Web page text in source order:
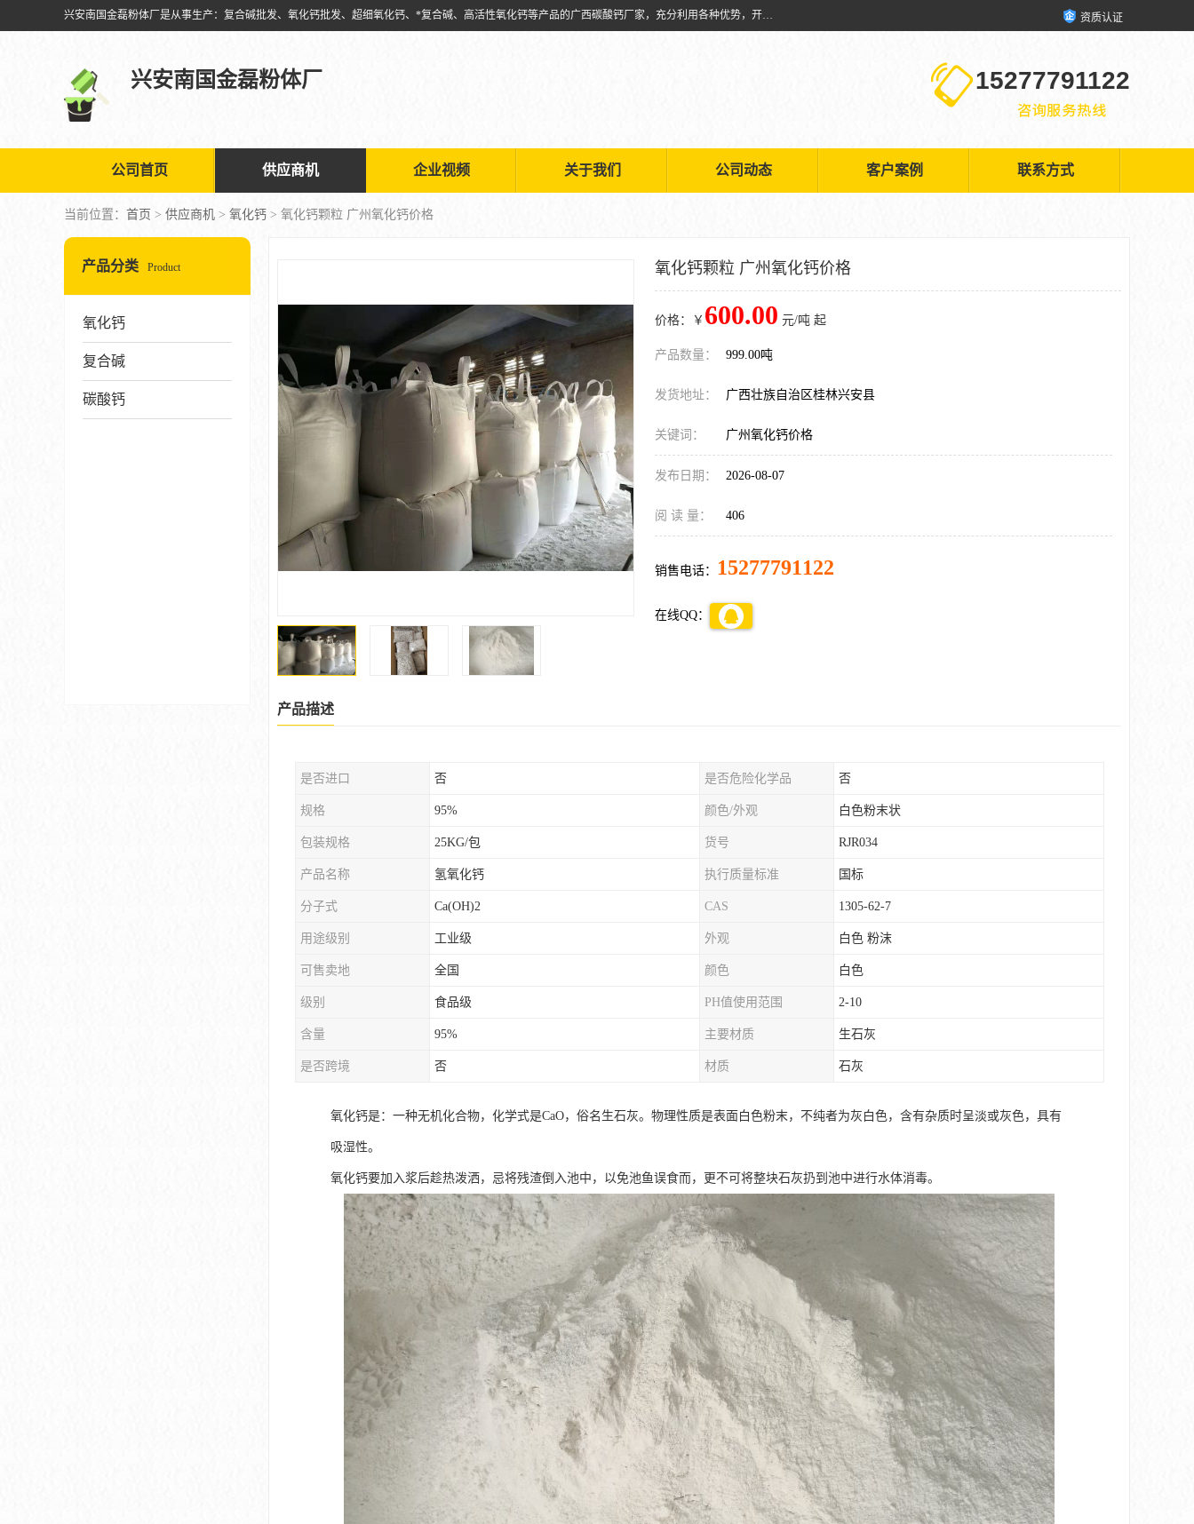
兴安南国金磊粉体厂是从事生产：复合碱批发、氧化钙批发、超细氧化钙、*复合碱、高活性氧化钙等产品的广西碳酸钙厂家，充分利用各种优势，开拓创新，逐步建立了现代企业管理体系，科学.规范的生产体系，严谨的产品质量控制体系，完备的产品质量检验体系。 资质认证
兴安南国金磊粉体厂 15277791122
公司首页 供应商机 企业视频 关于我们 公司动态 客户案例 联系方式
当前位置： 首页 > 供应商机 > 氧化钙 > 氧化钙颗粒 广州氧化钙价格
产品分类 Product
氧化钙
复合碱
碳酸钙
氧化钙颗粒 广州氧化钙价格
价格：￥ 600.00 元/吨 起
产品数量： 999.00吨
发货地址： 广西壮族自治区桂林兴安县
关键词： 广州氧化钙价格
发布日期： 2026-08-07
阅 读 量： 406
销售电话： 15277791122
在线QQ：
产品描述
是否进口 否 是否危险化学品 否
规格 95% 颜色/外观 白色粉末状
包装规格 25KG/包 货号 RJR034
产品名称 氢氧化钙 执行质量标准 国标
分子式 Ca(OH)2 CAS 1305-62-7
用途级别 工业级 外观 白色 粉沫
可售卖地 全国 颜色 白色
级别 食品级 PH值使用范围 2-10
含量 95% 主要材质 生石灰
是否跨境 否 材质 石灰
氧化钙是：一种无机化合物，化学式是CaO，俗名生石灰。物理性质是表面白色粉末，不纯者为灰白色，含有杂质时呈淡或灰色，具有
吸湿性。
氧化钙要加入浆后趁热泼洒，忌将残渣倒入池中，以免池鱼误食而，更不可将整块石灰扔到池中进行水体消毒。